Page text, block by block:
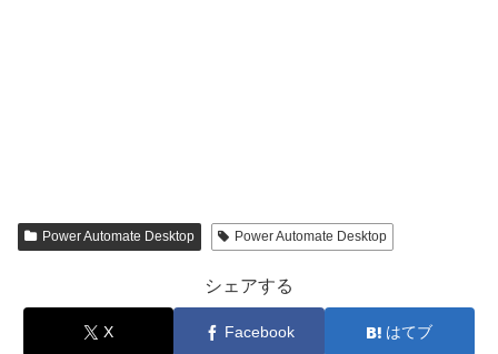
Power Automate Desktop Power Automate Desktop
シェアする
X Facebook はてブ